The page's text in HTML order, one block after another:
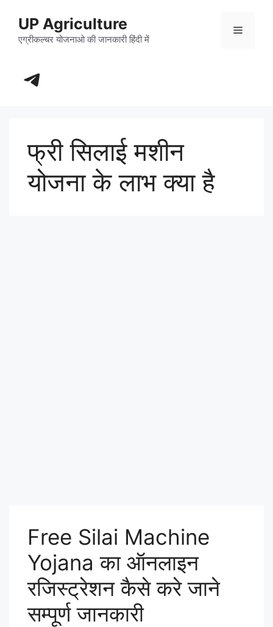
content
UP Agriculture
एग्रीकल्चर योजनाओ की जानकारी हिंदी में
Menu
https://t.me/+_dXT-DwpRj03ZDhl
फ्री सिलाई मशीन
योजना के लाभ क्या है
Free Silai Machine
Yojana का ऑनलाइन
रजिस्ट्रेशन कैसे करे जाने
सम्पूर्ण जानकारी